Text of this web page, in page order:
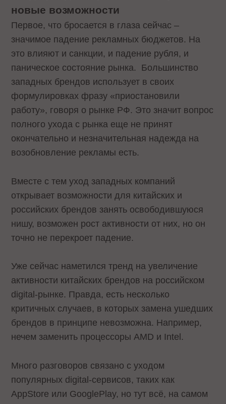
новые возможности
Первое, что бросается в глаза сейчас –
значимое падение рекламных бюджетов. На
это влияют и санкции, и падение рубля, и
паническое состояние рынка. Большинство
западных брендов использует в своих
формулировках фразу «приостановили
работу», говоря о рынке РФ. Это значит вопрос
полного ухода с рынка еще не принят
окончательно и незначительная надежда на
возобновление рекламы есть.
Вместе с тем уход западных компаний
открывает возможности для китайских и
российских брендов занять освободившуюся
нишу, возможен рост активности от них, но он
точно не перекроет падение.
Уже сейчас наметился тренд на увеличение
активности китайских брендов на российском
digital-рынке. Правда, есть несколько
критичных случаев, в которых замена ушедших
брендов в принципе невозможна. Например,
нечем заменить процессоры AMD и Intel.
Много разговоров связано с уходом
популярных digital-сервисов, таких как
AppStore или GooglePlay, но тут всё, на самом